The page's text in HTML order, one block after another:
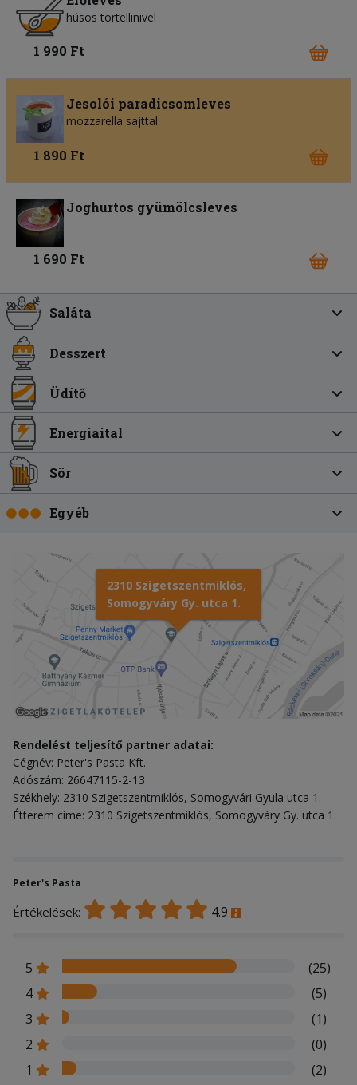
húsos tortellinivel
1 990 Ft
Jesolói paradicsomleves
mozzarella sajttal
1 890 Ft
Joghurtos gyümölcsleves
1 690 Ft
Saláta
Desszert
Üdítő
Energiaital
Sör
Egyéb
2310 Szigetszentmiklós,
Somogyváry Gy. utca 1.
Rendelést teljesítő partner adatai:
Cégnév: Peter's Pasta Kft.
Adószám: 26647115-2-13
Székhely: 2310 Szigetszentmiklós, Somogyvári Gyula utca 1.
Étterem címe: 2310 Szigetszentmiklós, Somogyváry Gy. utca 1.
Peter's Pasta
Értékelések: 4.9
5
(25)
4
(5)
3
(1)
2
(0)
1
(2)